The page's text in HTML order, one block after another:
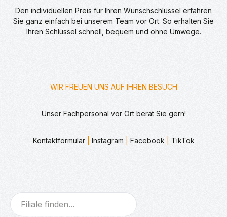
Den individuellen Preis für Ihren Wunschschlüssel erfahren
Sie ganz einfach bei unserem Team vor Ort. So erhalten Sie
Ihren Schlüssel schnell, bequem und ohne Umwege.
WIR FREUEN UNS AUF IHREN BESUCH
Unser Fachpersonal vor Ort berät Sie gern!
Kontaktformular| Instagram Facebook TikTok